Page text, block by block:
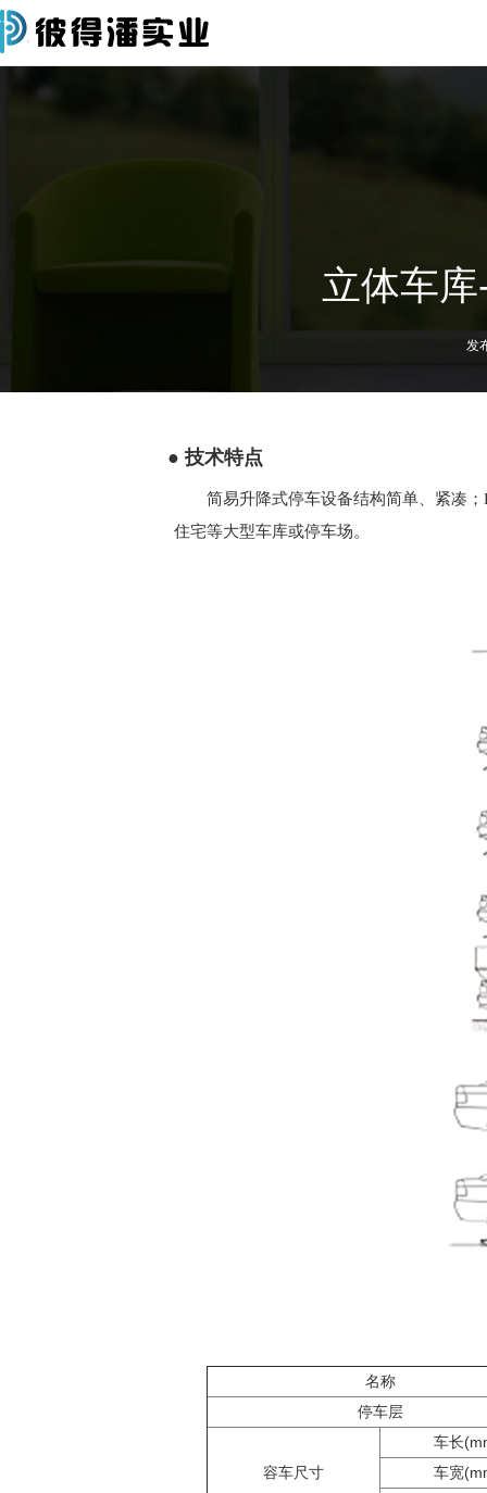
立体车
发
● 技术特点
简易升降式停车设备结构简单、紧凑
住宅等大型车库或停车场。
名称
停车层
容车尺寸
车长
车宽